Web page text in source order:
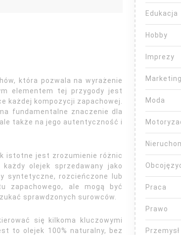
która pozwala na wyrażenie
elementem tej przygody jest
każdej kompozycji zapachowej.
fundamentalne znaczenie dla
także na jego autentyczność i
istotne jest zrozumienie różnic
olejek sprzedawany jako
syntetyczne, rozcieńczone lub
zapachowego, ale mogą być
sprawdzonych surowców.
się kilkoma kluczowymi
to olejek 100% naturalny, bez
Edukacja
Hobby
Imprezy
Marketing
Moda
Praca
Prawo
Przemysł